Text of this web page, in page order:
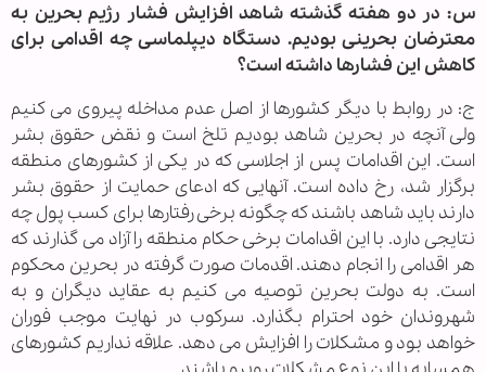
س: در دو هفته گذشته شاهد افزایش فشار رژیم بحرین به
معترضان بحرینی بودیم. دستگاه دیپلماسی چه اقدامی برای
کاهش این فشارها داشته است؟
ج: در روابط با دیگر کشورها از اصل عدم مداخله پیروی می کنیم
ولی آنچه در بحرین شاهد بودیم تلخ است و نقض حقوق بشر
است. این اقدامات پس از اجلاسی که در یکی از کشورهای منطقه
برگزار شد، رخ داده است. آنهایی که ادعای حمایت از حقوق بشر
دارند باید شاهد باشند که چگونه برخی رفتارها برای کسب پول چه
نتایجی دارد. با این اقدامات برخی حکام منطقه را آزاد می گذارند که
هر اقدامی را انجام دهند. اقدمات صورت گرفته در بحرین محکوم
است. به دولت بحرین توصیه می کنیم به عقاید دیگران و به
شهروندان خود احترام بگذارد. سرکوب در نهایت موجب فوران
خواهد بود و مشکلات را افزایش می دهد. علاقه نداریم کشورهای